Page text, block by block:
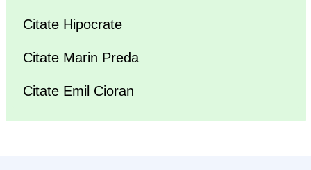
Citate Hipocrate
Citate Marin Preda
Citate Emil Cioran